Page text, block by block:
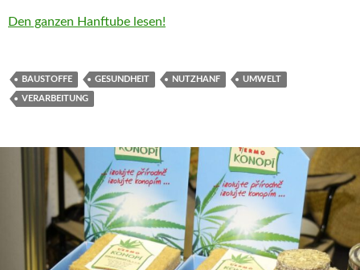
Den ganzen Hanftube lesen!
BAUSTOFFE GESUNDHEIT NUTZHANF UMWELT
VERARBEITUNG